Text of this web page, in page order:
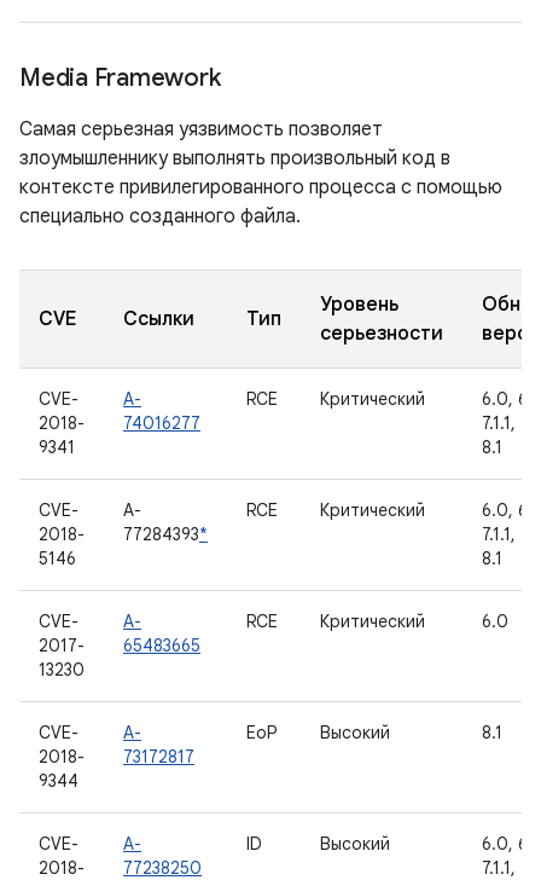
Media Framework
Самая серьезная уязвимость позволяет
злоумышленнику выполнять произвольный код в
контексте привилегированного процесса с помощью
специально созданного файла.
CVE Ссылки Тип
Уровень
серьезности
CVE-
2018-
9341
A-
74016277
RCE Критический
6.0,
7.1.1,
8.1
CVE-
2018-
5146
A-
77284393*
RCE Критический
6.0,
7.1.1,
8.1
CVE-
2017-
13230
A-
65483665
RCE Критический 6.0
CVE-
2018-
9344
A-
73172817
EoP Высокий 8.1
CVE-
2018-
A-
77238250
ID Высокий
6.0,
7.1.1,